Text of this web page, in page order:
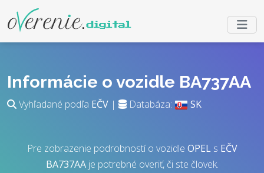
Informácie o vozidle BA737AA
Vyhľadané podľa EČV | Databáza: SK
Pre zobrazenie podrobností o vozidle OPELs EČV
BA737AAje potrebné overiť, či ste človek.